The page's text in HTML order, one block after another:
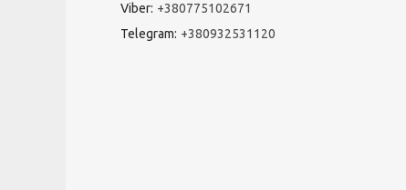
Viber +380775102671
Telegram +380932531120